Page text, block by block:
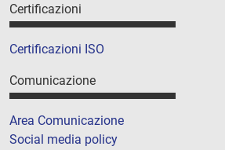
Certificazioni
Certificazioni ISO
Comunicazione
Area Comunicazione
Social media policy